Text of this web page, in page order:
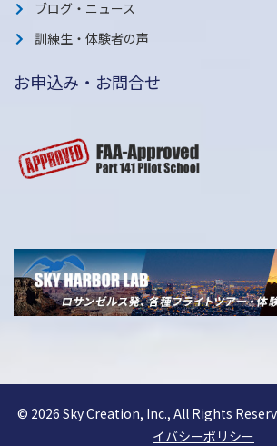
ブログ・ニュース
訓練生・体験者の声
お申込み・お問合せ
© 2026 Sky Creation, Inc., All Rights
イバシーポリシー